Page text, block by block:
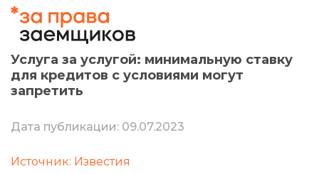
Услуга за услугой: минимальную ставку
для кредитов с условиями могут
запретить
Дата публикации: 09.07.2023
Источник: Известия